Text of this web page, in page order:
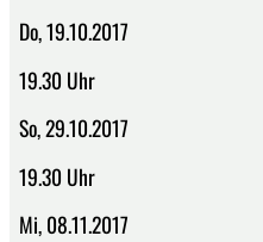
Do, 19.10.2017
19.30 Uhr
So, 29.10.2017
19.30 Uhr
Mi, 08.11.2017